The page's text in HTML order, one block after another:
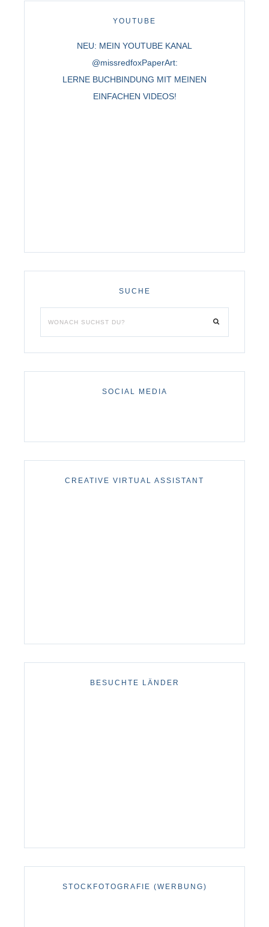
YOUTUBE
NEU: MEIN YOUTUBE KANAL
@missredfoxPaperArt:
LERNE BUCHBINDUNG MIT MEINEN
EINFACHEN VIDEOS!
SUCHE
SOCIAL MEDIA
CREATIVE VIRTUAL ASSISTANT
BESUCHTE LÄNDER
STOCKFOTOGRAFIE (WERBUNG)